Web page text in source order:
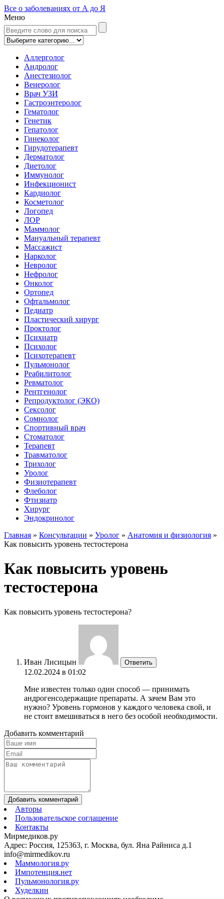
Все о заболеваниях от А до Я
Меню
Аллерголог
Андролог
Анестезиолог
Венеролог
Врач УЗИ
Гастроэнтеролог
Гематолог
Генетик
Гепатолог
Гинеколог
Гирудотерапевт
Дерматолог
Диетолог
Иммунолог
Инфекционист
Кардиолог
Косметолог
Логопед
ЛОР
Маммолог
Мануальный терапевт
Массажист
Нарколог
Невролог
Нефролог
Онколог
Ортопед
Офтальмолог
Педиатр
Пластический хирург
Проктолог
Психиатр
Психолог
Психотерапевт
Пульмонолог
Реабилитолог
Ревматолог
Рентгенолог
Репродуктолог (ЭКО)
Сексолог
Сомнолог
Спортивный врач
Стоматолог
Терапевт
Травматолог
Трихолог
Уролог
Физиотерапевт
Флеболог
Фтизиатр
Хирург
Эндокринолог
Главная » Консультации » Уролог » Анатомия и физиология »
Как повысить уровень тестостерона
Как повысить уровень
тестостерона
Как повысить уровень тестостерона?
Иван Лисицын Ответить
12.02.2024 в 01:02
Мне известен только один способ — принимать
андрогенсодержащие препараты. А зачем Вам это
нужно? Уровень гормонов у каждого человека свой, и
не стоит вмешиваться в него без особой необходимости.
Добавить комментарий
Добавить комментарий
Авторы
Пользовательское соглашение
Контакты
Мирмедиков.ру
Адрес: Россия, 125363, г. Москва, бул. Яна Райниса д.1
info@mirmedikov.ru
Маммология.ру
Импотенция.нет
Пульмонология.ру
Худелкин